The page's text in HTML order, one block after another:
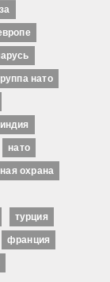
нато
индия
нато
охрана
турция
франция